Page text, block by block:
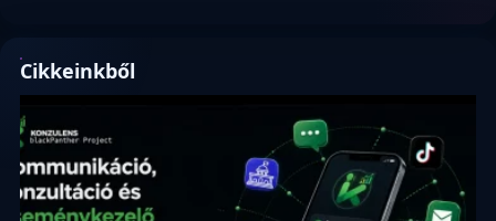
Cikkeinkből